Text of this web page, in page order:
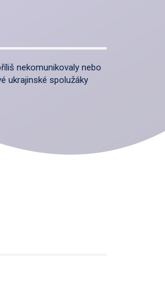
nekomunikovaly nebo
ukrajinské spolužáky